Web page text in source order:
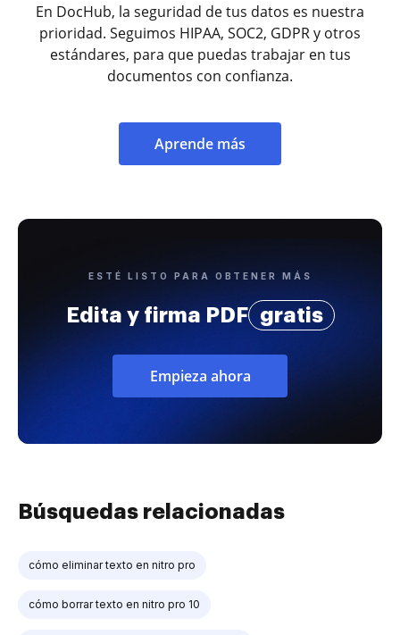
En DocHub, la seguridad de tus datos es nuestra
prioridad. Seguimos HIPAA, SOC2, GDPR y otros
estándares, para que puedas trabajar en tus
documentos con confianza.
Aprende más
ESTÉ LISTO PARA OBTENER MÁS
Edita y firma PDF gratis
Empieza ahora
Búsquedas relacionadas
cómo eliminar texto en nitro pro
cómo borrar texto en nitro pro 10